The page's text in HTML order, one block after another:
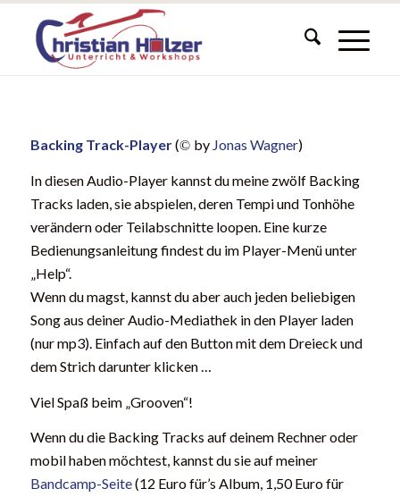
Backing Track-Player(© by Jonas Wagner)
In diesen Audio-Player kannst du meine zwölf Backing
Tracks laden, sie abspielen, deren Tempi und Tonhöhe
verändern oder Teilabschnitte loopen. Eine kurze
Bedienungsanleitung findest du im Player-Menü unter
„Help“.
Wenn du magst, kannst du aber auch jeden beliebigen
Song aus deiner Audio-Mediathek in den Player laden
(nur mp3). Einfach auf den Button mit dem Dreieck und
dem Strich darunter klicken …
Viel Spaß beim „Grooven“!
Wenn du die Backing Tracks auf deinem Rechner oder
mobil haben möchtest, kannst du sie auf meiner
Bandcamp-Seite(12 Euro für’s Album, 1,50 Euro für